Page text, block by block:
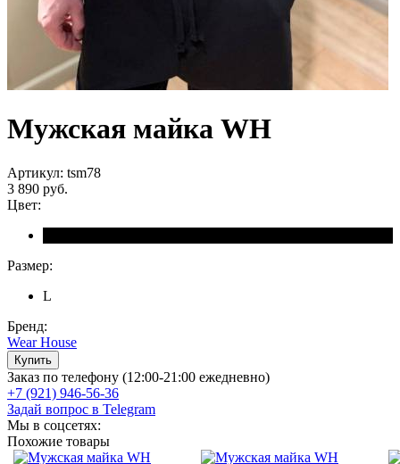
Мужская майка WH
Артикул: tsm78
3 890 руб.
Цвет:
Размер:
L
Бренд:
Wear House
Заказ по телефону (12:00-21:00 ежедневно)
+7 (921) 946-56-36
Задай вопрос в Telegram
Мы в соцсетях:
Похожие товары